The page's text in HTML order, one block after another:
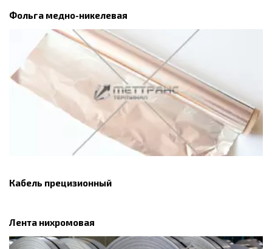
Фольга медно-никелевая
Кабель прецизионный
Лента нихромовая